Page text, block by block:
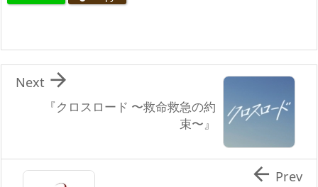
『クロスロード 〜救命救急の約
束〜』

Next
 Prev